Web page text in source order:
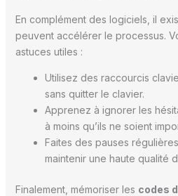
En complément des logiciels, il
peuvent accélérer le processus.
astuces utiles :
Utilisez des raccourcis
sans quitter le clavier.
Apprenez à ignorer les
à moins qu’ils ne soient
Faites des pauses
maintenir une haute qualité
Finalement, mémoriser les codes